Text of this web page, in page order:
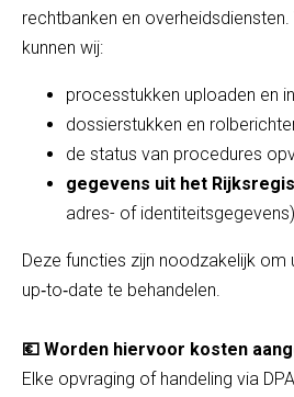
rechtbanken en
kunnen wij:
processtukken uploaden en
dossierstukken en
de status van procedures
gegevens uit het
adres- of identiteitsgegevens)
Deze functies zijn noodzakelijk
up‑to‑date te behandelen.
💶 Worden hiervoor kosten
Elke opvraging of handeling via